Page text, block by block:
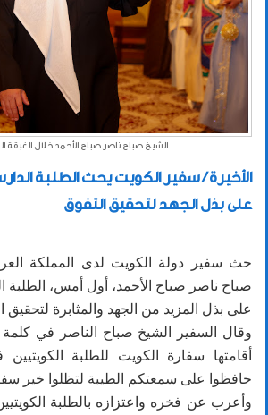
الشيخ صباح ناصر صباح الأحمد خلال الغبقة
الأخيرة / سفير الكويت يحث الطلبة
على بذل الجهد لتحقيق التفوق
حث سفير دولة الكويت لدى المملكة
صباح ناصر صباح الأحمد، أول أمس، الطلبة
على بذل المزيد من الجهد والمثابرة لتحقيق
وقال السفير الشيخ صباح الناصر في
أقامتها سفارة الكويت للطلبة
حافظوا على سمعتكم الطيبة لتظلوا خير
وأعرب عن فخره واعتزازه بالطلبة